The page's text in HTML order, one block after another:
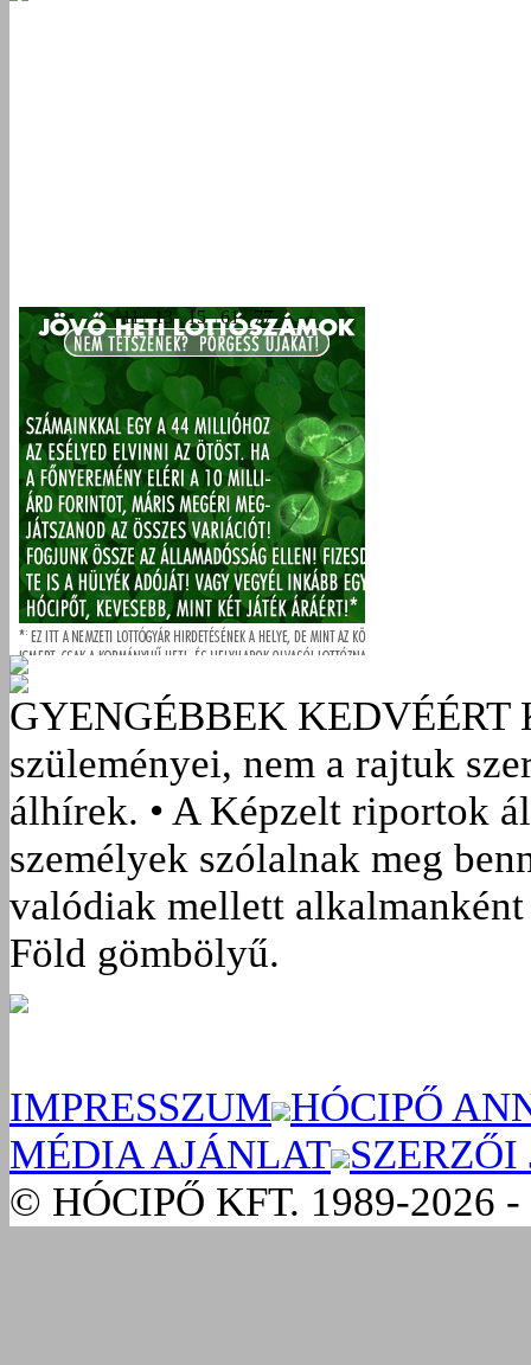
GYENGÉBBEK KEDVÉÉRT
szüleményei, nem a rajtuk
álhírek. • A Képzelt riportok
személyek szólalnak meg
valódiak mellett
Föld gömbölyű.
IMPRESSZUM HÓCIPŐ
MÉDIA AJÁNLAT SZERZŐI
© HÓCIPŐ KFT. 1989-2026